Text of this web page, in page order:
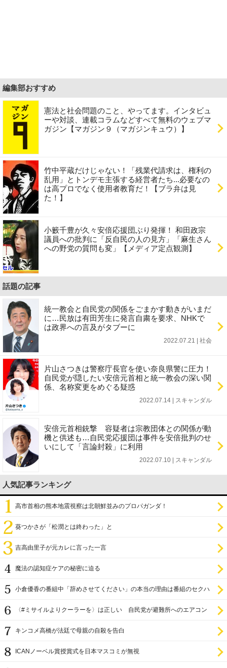
編集部おすすめ
憲法と社会問題のこと、やってます。インタビュ
ーや対談、連載コラムなどすべて無料のウェブマ
ガジン【マガジン９（マガジンキュウ）】
竹中平蔵だけじゃない！「残業代請求は、権利の
乱用」とトンデモ主張する経営者たち...必要なの
は高プロでなく使用者教育だ！【ブラ弁は見
た！】
小籔千豊が久々安倍応援団ぶり発揮！ 和田政宗
議員への批判に「反自民の人の見方」「麻生さん
への野党の質問も変」【メディア定点観測】
話題の記事
統一教会と自民党の関係をごまかす動きがいまだ
に…民放は有田芳生に発言自粛を要求、NHKで
は政界への言及がタブーに
2022.07.21 | 社会
片山さつきは警察庁長官を使い奈良県警に圧力！
自民党が隠したい安倍元首相と統一教会の深い関
係、名称変更をめぐる疑惑
2022.07.14 | スキャンダル
安倍元首相銃撃 容疑者は宗教団体との関係が動
機と供述も…自民党応援団は事件を安倍批判のせ
いにして「言論封殺」に利用
2022.07.10 | スキャンダル
人気記事ランキング
高市首相の熊本地震視察は北朝鮮並みのプロパガンダ！
葵つかさが「松潤とは終わった」と
吉高由里子が元カレに言った一言
魔法の認知症ケアの秘密に迫る
小倉優香の番組中「辞めさせてください」の本当の理由は番組のセクハ
〈#ミサイルよりクーラーを〉は正しい 自民党が避難所へのエアコン
キンコメ高橋が法廷で母親の自殺を告白
ICANノーベル賞授賞式を日本マスコミが無視